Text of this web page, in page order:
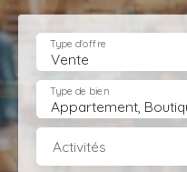
Vente
Type d'offre
Type de bien
Activités